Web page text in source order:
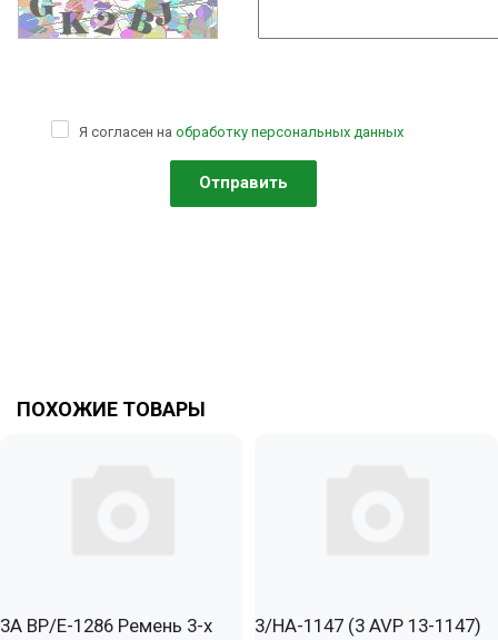
Я согласен на обработку персональных данных
ПОХОЖИЕ ТОВАРЫ
3А BP/E-1286 Ремень 3-х
3/HA-1147 (3 AVP 13-1147)